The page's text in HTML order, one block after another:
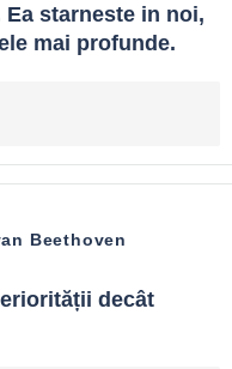
starneste in noi,
mai profunde.
Beethoven
decât